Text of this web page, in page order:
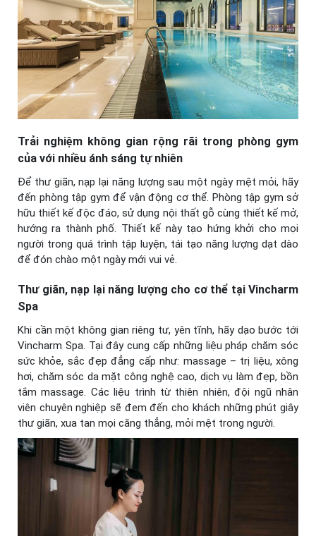
Trải nghiệm không gian rộng rãi trong phòng gym
của với nhiều ánh sáng tự nhiên
Để thư giãn, nạp lại năng lượng sau một ngày mệt mỏi, hãy
đến phòng tập gym để vận động cơ thể. Phòng tập gym sở
hữu thiết kế độc đáo, sử dụng nội thất gỗ cùng thiết kế mở,
hướng ra thành phố. Thiết kế này tạo hứng khởi cho mọi
người trong quá trình tập luyện, tái tạo năng lượng dạt dào
để đón chào một ngày mới vui vẻ.
Thư giãn, nạp lại năng lượng cho cơ thể tại Vincharm
Spa
Khi cần một không gian riêng tư, yên tĩnh, hãy dạo bước tới
Vincharm Spa. Tại đây cung cấp những liệu pháp chăm sóc
sức khỏe, sắc đẹp đẳng cấp như: massage – trị liệu, xông
hơi, chăm sóc da mặt công nghệ cao, dịch vụ làm đẹp, bồn
tắm massage. Các liệu trình từ thiên nhiên, đội ngũ nhân
viên chuyên nghiệp sẽ đem đến cho khách những phút giây
thư giãn, xua tan mọi căng thẳng, mỏi mệt trong người.